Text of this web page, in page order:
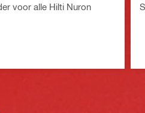
voor alle Hilti Nuron